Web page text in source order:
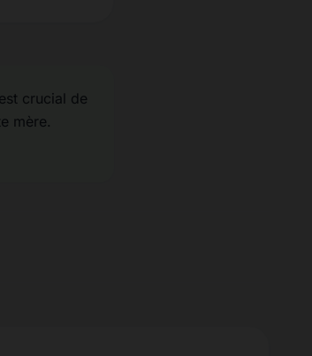
crucial de
mère.